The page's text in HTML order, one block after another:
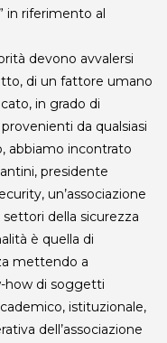
in riferimento al
devono avvalersi
di un fattore umano
in grado di
da qualsiasi
abbiamo incontrato
presidente
, un’associazione
della sicurezza
è quella di
mettendo a
how di soggetti
istituzionale,
dell’associazione